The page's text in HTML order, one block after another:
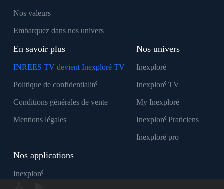
Nos valeurs
Embarquez dans nos univers
En savoir plus
INREES TV devient Inexploré TV
Politique de confidentialité
Conditions générales de vente
Mentions légales
Nos univers
Inexploré
Inexploré TV
My Inexploré
Inexploré Praticiens
Inexploré pro
Nos applications
Inexploré